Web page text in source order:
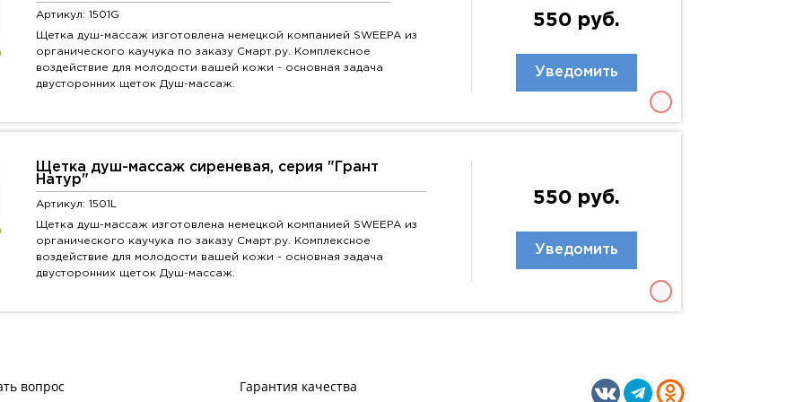
Артикул: 1501G
Щетка душ-массаж изготовлена немецкой компанией SWEEPA из
органического каучука по заказу Смарт.ру. Комплексное
воздействие для молодости вашей кожи - основная задача
двусторонних щеток Душ-массаж.
550 руб.
Уведомить
Щетка душ-массаж сиреневая, серия "Грант
Натур"
Артикул: 1501L
Щетка душ-массаж изготовлена немецкой компанией SWEEPA из
органического каучука по заказу Смарт.ру. Комплексное
воздействие для молодости вашей кожи - основная задача
двусторонних щеток Душ-массаж.
550 руб.
Уведомить
вопрос Гарантия качества